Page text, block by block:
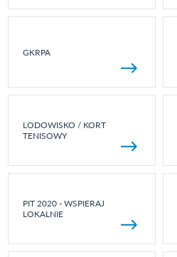
GKRPA
LODOWISKO / KORT
TENISOWY
PIT 2020 - WSPIERAJ
LOKALNIE